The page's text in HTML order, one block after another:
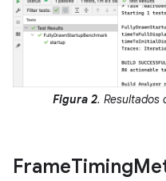
Figura 2. Resultados
FrameTiming